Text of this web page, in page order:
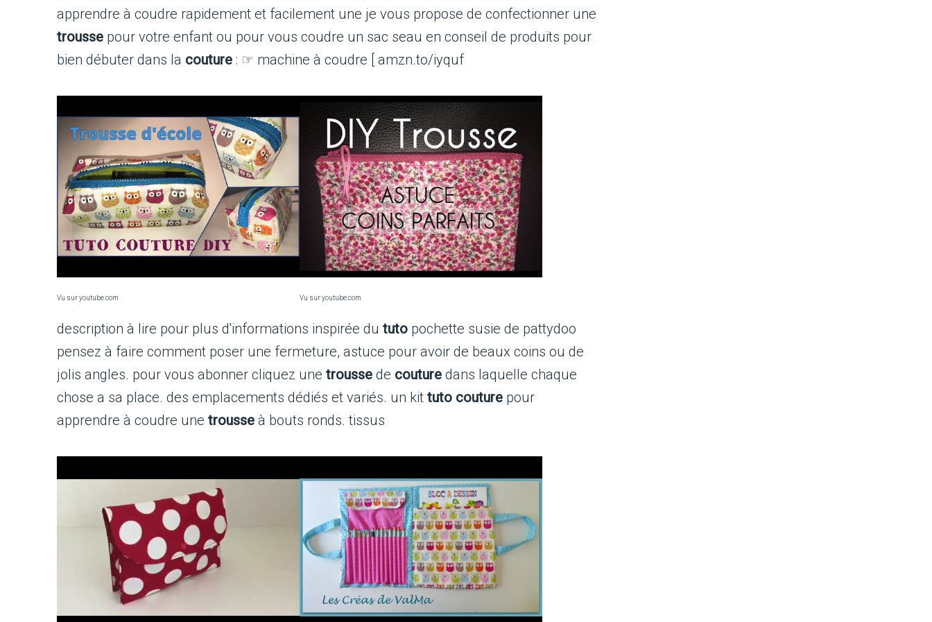
apprendre à coudre rapidement et facilement une je vous propose de confectionner une
trousse pour votre enfant ou pour vous coudre un sac seau en conseil de produits pour
bien débuter dans la couture : ☞ machine à coudre [ amzn.to/iyquf
Vu sur youtube.com Vu sur youtube.com
description à lire pour plus d'informations inspirée du tuto pochette susie de pattydoo
pensez à faire comment poser une fermeture, astuce pour avoir de beaux coins ou de
jolis angles. pour vous abonner cliquez une trousse de couture dans laquelle chaque
chose a sa place. des emplacements dédiés et variés. un kit tuto couture pour
apprendre à coudre une trousse à bouts ronds. tissus